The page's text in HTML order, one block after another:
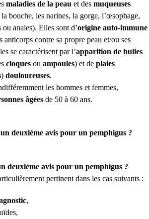
maladies de la peau et des muqueuses
bouche, les narines, la gorge, l’œsophage,
anales). Elles sont d’origine auto-immune
anticorps contre sa propre peau et/ou ses
se caractérisent par l’apparition de bulles
cloques ou ampoules) et de plaies
) douloureuses.
les hommes et femmes,
âgées de 50 à 60 ans.
deuxième avis pour un pemphigus ?
deuxième avis pour un pemphigus ?
pertinent dans les cas suivants :
,